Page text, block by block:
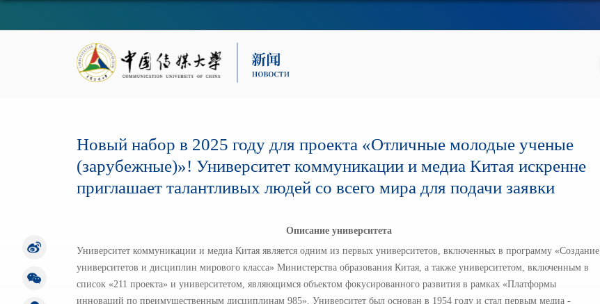
Новый набор в 2025 году для проекта «Отличные молодые ученые
(зарубежные)»! Университет коммуникации и медиа Китая искренне
приглашает талантливых людей со всего мира для подачи заявки
Описание университета
Университет коммуникации и медиа Китая является одним из первых университетов, включенных в программу «Создание
университетов и дисциплин мирового класса» Министерства образования Китая, а также университетом, включенным в
список «211 проекта» и университетом, являющимся объектом фокусированного развития в рамках «Платформы
инноваций по преимущественным дисциплинам 985». Университет был основан в 1954 году и стал первым медиа -